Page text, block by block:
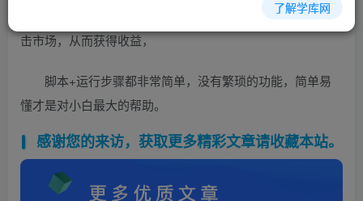
项目原理很简单，平台需要大量的阅读量，给广告商冲
击市场，从而获得收益，
脚本+运行步骤都非常简单，没有繁琐的功能，简单易
懂才是对小白最大的帮助。
感谢您的来访，获取更多精彩文章请收藏本站。
了解学库网